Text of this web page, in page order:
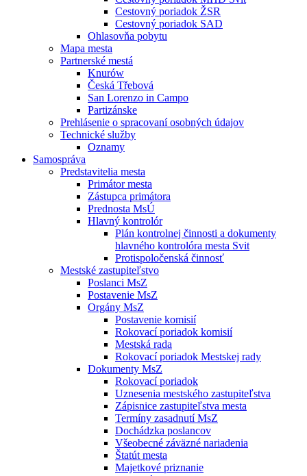
Cestovný poriadok ŽSR
Cestovný poriadok SAD
Ohlasovňa pobytu
Mapa mesta
Partnerské mestá
Knurów
Česká Třebová
San Lorenzo in Campo
Partizánske
Prehlásenie o spracovaní osobných údajov
Technické služby
Oznamy
Samospráva
Predstavitelia mesta
Primátor mesta
Zástupca primátora
Prednosta MsÚ
Hlavný kontrolór
Plán kontrolnej činnosti a dokumenty
hlavného kontrolóra mesta Svit
Protispoločenská činnosť
Mestské zastupiteľstvo
Poslanci MsZ
Postavenie MsZ
Orgány MsZ
Postavenie komisií
Rokovací poriadok komisií
Mestská rada
Rokovací poriadok Mestskej rady
Dokumenty MsZ
Rokovací poriadok
Uznesenia mestského zastupiteľstva
Zápisnice zastupiteľstva mesta
Termíny zasadnutí MsZ
Dochádzka poslancov
Všeobecné záväzné nariadenia
Štatút mesta
Majetkové priznanie